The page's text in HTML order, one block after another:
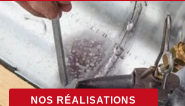
NOS RÉALISATIONS